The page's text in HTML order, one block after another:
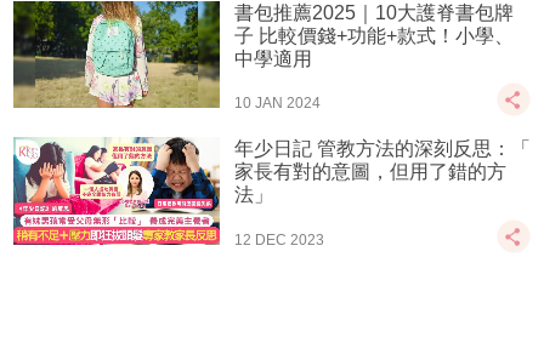
書包推薦2025｜10大護脊書包牌
子 比較價錢+功能+款式！小學、
中學適用
10 JAN 2024
年少日記 管教方法的深刻反思：「
家長有對的意圖，但用了錯的方
法」
12 DEC 2023